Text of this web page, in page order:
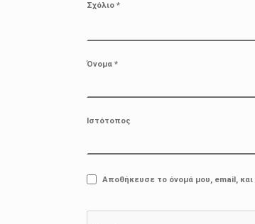
Σχόλιο *
Όνομα *
Ιστότοπος
Αποθήκευσε το όνομά μου, email,